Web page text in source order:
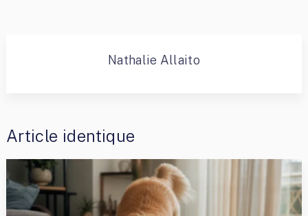
Nathalie Allaito
Article identique